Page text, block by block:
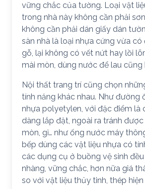
vững chắc của tường. Loại vật
trong nhà này không cần phải
không cần phải dán giấy dán
sàn nhà là loại nhựa cứng vừa có
gỗ, lại không có vết nứt hay lồi
mài mòn, dùng nước để lau
Nội thất trang trí cũng chọn
tính năng khác nhau. Như đường
nhựa polyetylen, với đặc điểm là
dàng lắp đặt, ngoài ra tránh
mòn, gỉ… như ống nước máy
bếp dùng các vật liệu nhựa có
các dụng cụ ở buồng vệ sinh
nhàng, vững chắc, hơn nữa giá
so với vật liệu thủy tinh, thép hiện